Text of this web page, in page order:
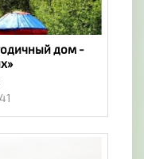
дом -